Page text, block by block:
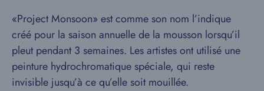
«Project Monsoon» est comme son nom l’indique
créé pour la saison annuelle de la mousson lorsqu’il
pleut pendant 3 semaines. Les artistes ont utilisé une
peinture hydrochromatique spéciale, qui reste
invisible jusqu’à ce qu’elle soit mouillée.